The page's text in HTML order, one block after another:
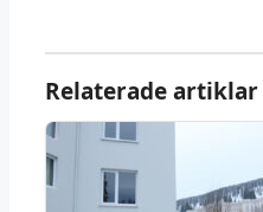
Relaterade artiklar